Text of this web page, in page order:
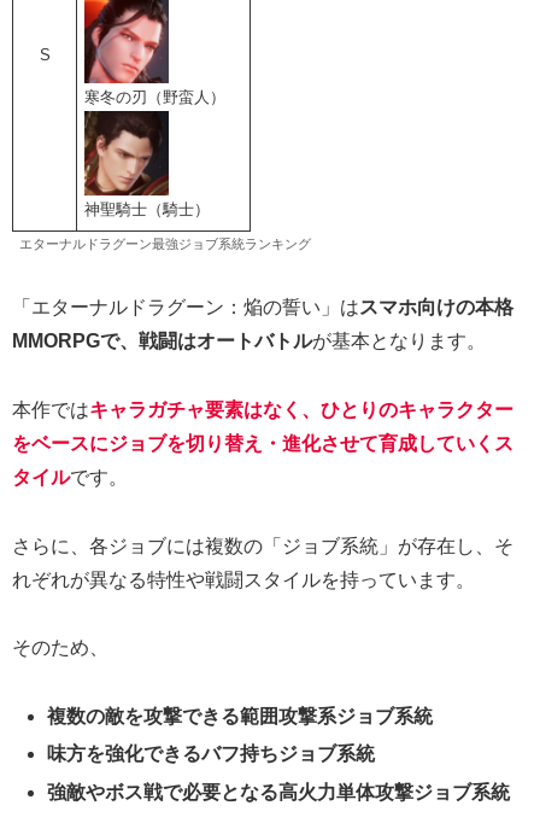
S
寒冬の刃（野蛮人）
神聖騎士（騎士）
エターナルドラグーン最強ジョブ系統ランキング
「エターナルドラグーン：焔の誓い」はスマホ向けの本格
MMORPGで、戦闘はオートバトルが基本となります。
本作ではキャラガチャ要素はなく、ひとりのキャラクター
をベースにジョブを切り替え・進化させて育成していくス
タイルです。
さらに、各ジョブには複数の「ジョブ系統」が存在し、そ
れぞれが異なる特性や戦闘スタイルを持っています。
そのため、
複数の敵を攻撃できる範囲攻撃系ジョブ系統
味方を強化できるバフ持ちジョブ系統
強敵やボス戦で必要となる高火力単体攻撃ジョブ系統